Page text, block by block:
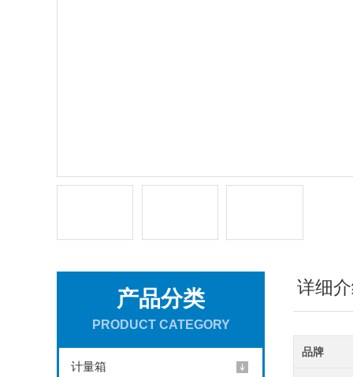
产品分类
PRODUCT CATEGORY
计量箱
详细
品牌